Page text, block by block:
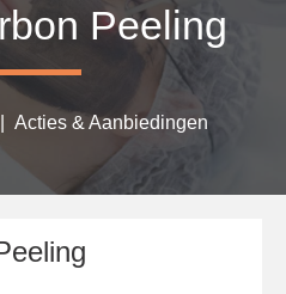
Peeling
Acties & Aanbiedingen